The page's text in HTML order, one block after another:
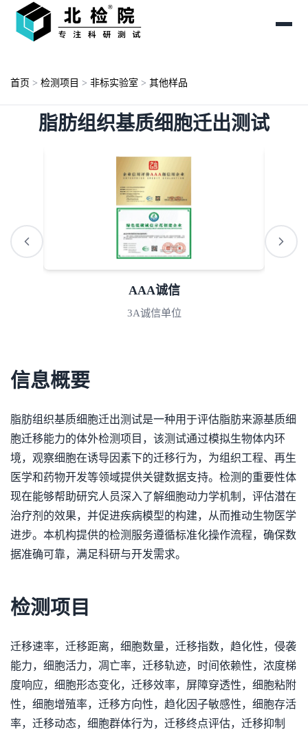
首页 > 检测项目 > 非标实验室 > 其他样品
脂肪组织基质细胞迁出测试
AAA诚信
3A诚信单位
信息概要
脂肪组织基质细胞迁出测试是一种用于评估脂肪来源基质细
胞迁移能力的体外检测项目，该测试通过模拟生物体内环
境，观察细胞在诱导因素下的迁移行为，为组织工程、再生
医学和药物开发等领域提供关键数据支持。检测的重要性体
现在能够帮助研究人员深入了解细胞动力学机制，评估潜在
治疗剂的效果，并促进疾病模型的构建，从而推动生物医学
进步。本机构提供的检测服务遵循标准化操作流程，确保数
据准确可靠，满足科研与开发需求。
检测项目
迁移速率，迁移距离，细胞数量，迁移指数，趋化性，侵袭
能力，细胞活力，凋亡率，迁移轨迹，时间依赖性，浓度梯
度响应，细胞形态变化，迁移效率，屏障穿透性，细胞粘附
性，细胞增殖率，迁移方向性，趋化因子敏感性，细胞存活
率，迁移动态，细胞群体行为，迁移终点评估，迁移抑制